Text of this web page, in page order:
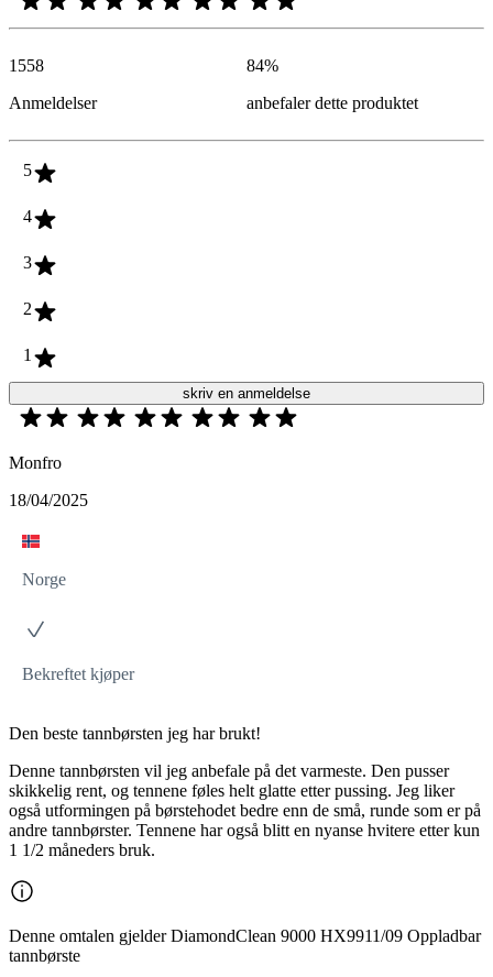
1558
Anmeldelser
84%
anbefaler dette produktet
5
4
3
2
1
skriv en anmeldelse
Monfro
18/04/2025
Norge
Bekreftet kjøper
Den beste tannbørsten jeg har brukt!
Denne tannbørsten vil jeg anbefale på det varmeste. Den pusser
skikkelig rent, og tennene føles helt glatte etter pussing. Jeg liker
også utformingen på børstehodet bedre enn de små, runde som er på
andre tannbørster. Tennene har også blitt en nyanse hvitere etter kun
1 1/2 måneders bruk.
Denne omtalen gjelder DiamondClean 9000 HX9911/09 Oppladbar
tannbørste